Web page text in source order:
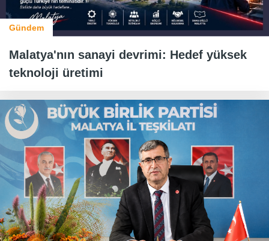
Gündem
Malatya'nın sanayi devrimi: Hedef yüksek
teknoloji üretimi